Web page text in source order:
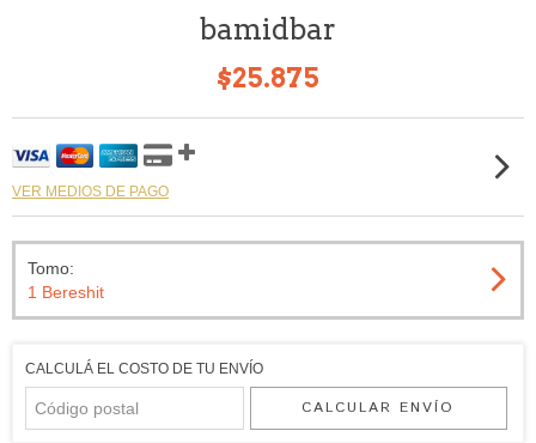
bamidbar
$25.875
VER MEDIOS DE PAGO
Tomo:
1 Bereshit
CALCULÁ EL COSTO DE TU ENVÍO
CALCULAR ENVÍO